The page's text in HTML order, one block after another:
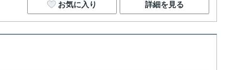
お気に入り 詳細を見る